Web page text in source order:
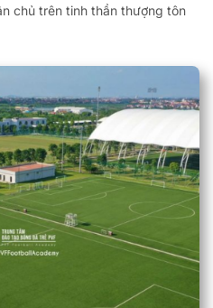
chủ trên tinh thần thượng tôn